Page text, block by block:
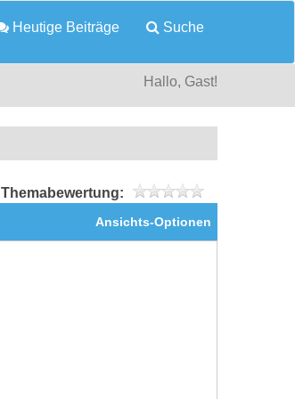
Heutige Beiträge Suche
Hallo, Gast!
Themabewertung:
Ansichts-Optionen